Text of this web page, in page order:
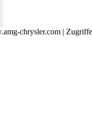
chrysler.com |